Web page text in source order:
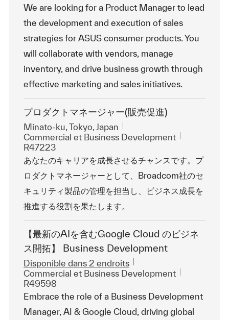
We are looking for a Product Manager to lead
the development and execution of sales
strategies for ASUS consumer products. You
will collaborate with vendors, manage
inventory, and drive business growth through
effective marketing and sales initiatives.
プロダクトマネージャー(販売促進)
Emplacement
Minato-ku, Tokyo, Japan
Catégorie
Commercial et Business Development
R47223
あなたのキャリアを成長させるチャンスです。プ
ロダクトマネージャーとして、Broadcom社のセ
キュリティ製品の管理を担当し、ビジネス成長を
推進する役割を果たします。
【最新のAIを含むGoogle Cloud のビジネ
ス開拓】 Business Development
Disponible dans 2 endroits
Catégorie
Commercial et Business Development
R49598
Embrace the role of a Business Development
Manager, AI & Google Cloud, driving global